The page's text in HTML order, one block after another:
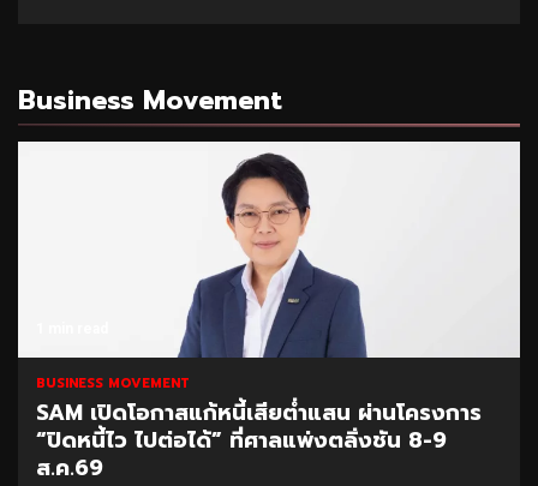
Business Movement
BUSINESS MOVEMENT
SAM เปิดโอกาสแก้หนี้เสียต่ำแสน ผ่านโครงการ
“ปิดหนี้ไว ไปต่อได้” ที่ศาลแพ่งตลิ่งชัน 8-9
ส.ค.69